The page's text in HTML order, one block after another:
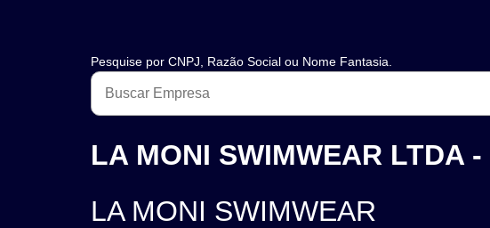
Pesquise por CNPJ, Razão Social ou Nome Fantasia.
LA MONI SWIMWEAR LTDA
LA MONI SWIMWEAR